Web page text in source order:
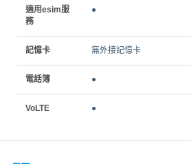
適用esim服
務
●
記憶卡 無外接記憶卡
電話簿 ●
VoLTE ●